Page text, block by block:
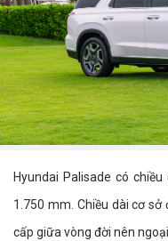
Hyundai Palisade có
1.750 mm. Chiều dài cơ
cấp giữa vòng đời nên